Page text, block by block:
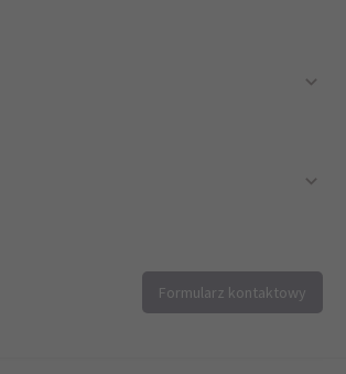
Formularz kontaktowy